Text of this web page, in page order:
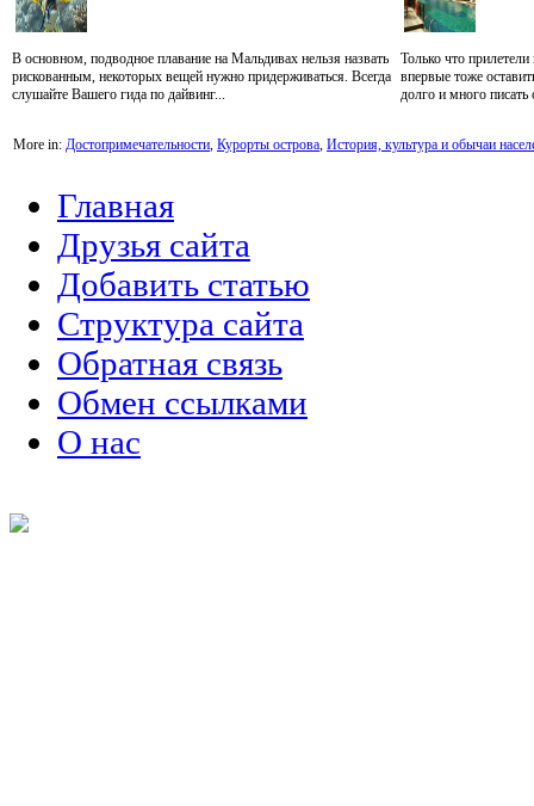
В основном, подводное плавание на Мальдивах нельзя назвать
рискованным, некоторых вещей нужно придерживаться. Всегда
слушайте Вашего гида по дайвинг...
Только что
впервые тоже
долго и много
More in: Достопримечательности, Курорты острова, История, культура и обычаи
Главная
Друзья сайта
Добавить статью
Структура сайта
Обратная связь
Обмен ссылками
О нас